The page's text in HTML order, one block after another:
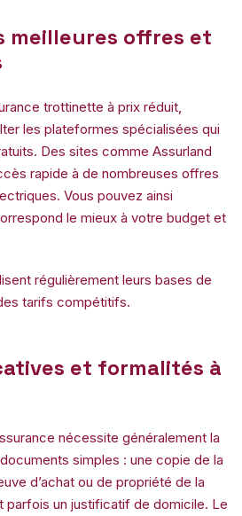
meilleures offres et
trottinette à prix réduit,
les plateformes spécialisées qui
Des sites comme Assurland
rapide à de nombreuses offres
Vous pouvez ainsi
le mieux à votre budget et
régulièrement leurs bases de
tarifs compétitifs.
et formalités à
nécessite généralement la
simples : une copie de la
d’achat ou de propriété de la
un justificatif de domicile. Le